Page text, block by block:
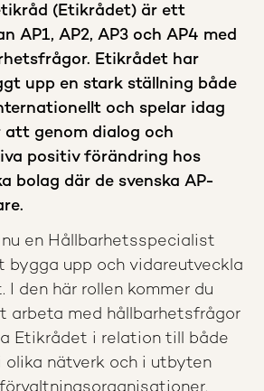
(Etikrådet) är ett
AP1, AP2, AP3 och AP4 med
Etikrådet har
upp en stark ställning både
och spelar idag
genom dialog och
positiv förändring hos
bolag där de svenska AP-
en Hållbarhetsspecialist
upp och vidareutveckla
I den här rollen kommer du
arbeta med hållbarhetsfrågor
Etikrådet i relation till både
olika nätverk och i utbyten